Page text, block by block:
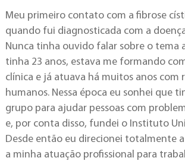
Meu primeiro contato com a fibrose
quando fui diagnosticada com a
Nunca tinha ouvido falar sobre o tema
tinha 23 anos, estava me formando
clínica e já atuava há muitos anos com
humanos. Nessa época eu sonhei que
grupo para ajudar pessoas com
e, por conta disso, fundei o Instituto
Desde então eu direcionei totalmente
a minha atuação profissional para